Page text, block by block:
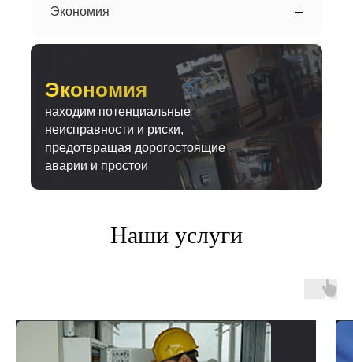
Экономия
Экономия
находим потенциальные
неисправности и риски,
предотвращая дорогостоящие
аварии и простои
Наши услуги